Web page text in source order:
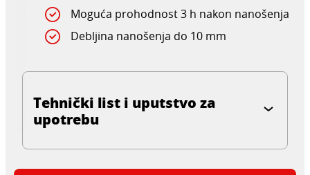
Moguća prohodnost 3 h nakon nanošenja
Debljina nanošenja do 10 mm
Tehnički list i uputstvo za
upotrebu